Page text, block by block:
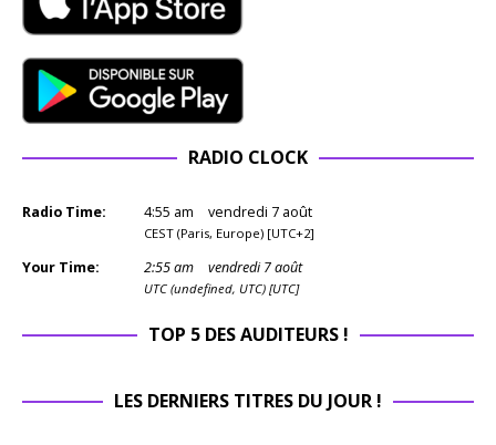
RADIO CLOCK
Radio Time: 4:55 am vendredi 7 août
CEST (Paris, Europe) [UTC+2]
Your Time: 2:55am vendredi 7 août
UTC (undefined, UTC) [UTC]
TOP 5 DES AUDITEURS !
LES DERNIERS TITRES DU JOUR !